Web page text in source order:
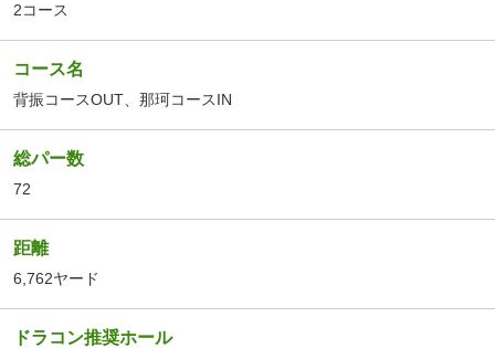
2コース
コース名
背振コースOUT 那珂コースIN
総パー数
72
距離
6,762ヤード
ドラコン推奨ホール